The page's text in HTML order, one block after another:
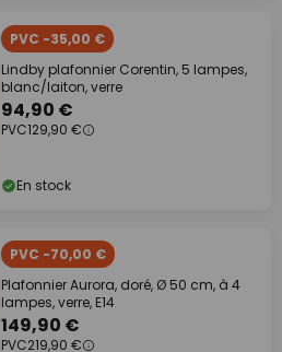
PVC -35,00 €
Lindby plafonnier Corentin, 5 lampes,
blanc/laiton, verre
94,90 €
PVC129,90 €
En stock
PVC -70,00 €
Plafonnier Aurora, doré, Ø 50 cm, à 4
lampes, verre, E14
149,90 €
PVC219,90 €